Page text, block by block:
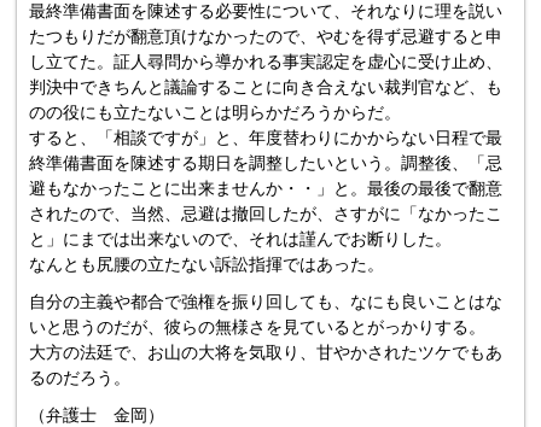
最終準備書面を陳述する必要性について、それなりに理を説い
たつもりだが翻意頂けなかったので、やむを得ず忌避すると申
し立てた。証人尋問から導かれる事実認定を虚心に受け止め、
判決中できちんと議論することに向き合えない裁判官など、も
のの役にも立たないことは明らかだろうからだ。
すると、「相談ですが」と、年度替わりにかからない日程で最
終準備書面を陳述する期日を調整したいという。調整後、「忌
避もなかったことに出来ませんか・・」と。最後の最後で翻意
されたので、当然、忌避は撤回したが、さすがに「なかったこ
と」にまでは出来ないので、それは謹んでお断りした。
なんとも尻腰の立たない訴訟指揮ではあった。
自分の主義や都合で強権を振り回しても、なにも良いことはな
いと思うのだが、彼らの無様さを見ているとがっかりする。
大方の法廷で、お山の大将を気取り、甘やかされたツケでもあ
るのだろう。
（弁護士 金岡）